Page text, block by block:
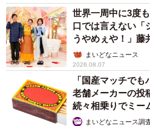
世界一周中に3度
口では言えない「
うやめぇや！」藤
ん】まいどなニュース
2026.08.07
「国産マッチで
老舗メーカーの
続々相乗りでミー
まいどなニュース調